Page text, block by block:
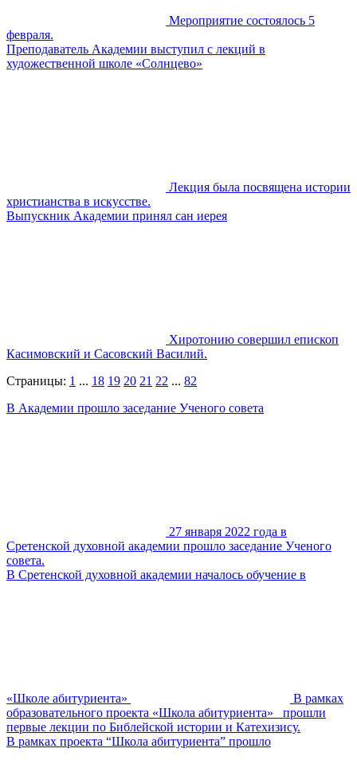
Мероприятие состоялось 5
февраля.
Преподаватель Академии выступил с лекций в
художественной школе «Солнцево»
Лекция была посвящена истории
христианства в искусстве.
Выпускник Академии принял сан иерея
Хиротонию совершил епископ
Касимовский и Сасовский Василий.
Страницы: 1 ... 18 19 20 21 22 ... 82
В Академии прошло заседание Ученого совета
27 января 2022 года в
Сретенской духовной академии прошло заседание Ученого
совета.
В Сретенской духовной академии началось обучение в
«Школе абитуриента»
В рамках
образовательного проекта «Школа абитуриента» прошли
первые лекции по Библейской истории и Катехизису.
В рамках проекта “Школа абитуриента” прошло